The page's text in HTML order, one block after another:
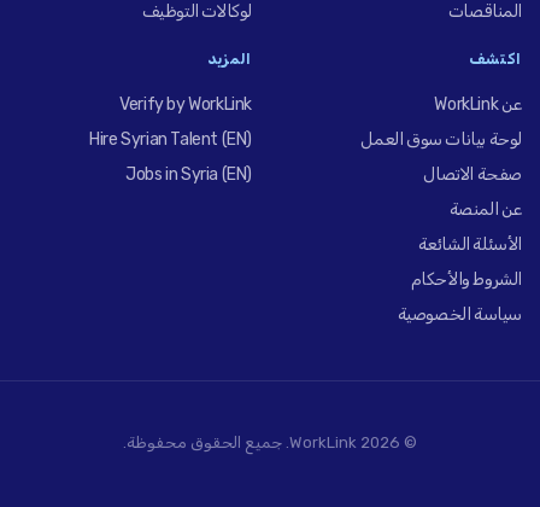
المناقصات
لوكالات التوظيف
اكتشف
عن WorkLink
لوحة بيانات سوق العمل
صفحة الاتصال
عن المنصة
الأسئلة الشائعة
الشروط والأحكام
سياسة الخصوصية
المزيد
Verify by WorkLink
Hire Syrian Talent (EN)
Jobs in Syria (EN)
© 2026 WorkLink. جميع الحقوق محفوظة.